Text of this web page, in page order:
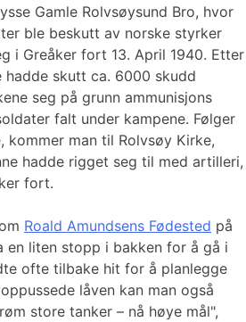
Gamle Rolvsøysund Bro, hvor
ble beskutt av norske styrker
i Greåker fort 13. April 1940. Etter
hadde skutt ca. 6000 skudd
seg på grunn ammunisjons
falt under kampene. Følger
kommer man til Rolvsøy Kirke,
hadde rigget seg til med artilleri,
fort.
Roald Amundsens Fødested på
en liten stopp i bakken for å gå i
ofte tilbake hit for å planlegge
låven kan man også
store tanker – nå høye mål",